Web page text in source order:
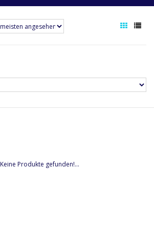
Keine Produkte gefunden!...